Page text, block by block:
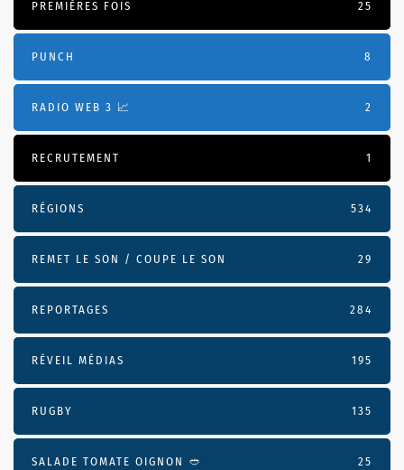
PREMIÈRES FOIS 25
PUNCH 8
RADIO WEB 3 📈 2
RECRUTEMENT 1
RÉGIONS 534
REMET LE SON / COUPE LE SON 29
REPORTAGES 284
RÉVEIL MÉDIAS 195
RUGBY 135
SALADE TOMATE OIGNON 🥙 25